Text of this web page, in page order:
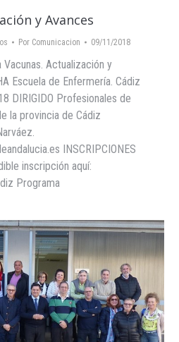
y Avances
Por Comunicacion 09/11/2018
Vacunas. Actualización y
Escuela de Enfermería. Cádiz
DIRIGIDO Profesionales de
la provincia de Cádiz
INSCRIPCIONES
inscripción aquí:
Programa